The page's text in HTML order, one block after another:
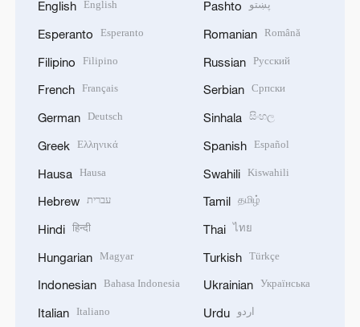
English English
Esperanto Esperanto
Filipino Filipino
French Français
German Deutsch
Greek Ελληνικά
Hausa Hausa
Hebrew עברית
Hindi हिन्दी
Hungarian Magyar
Indonesian Bahasa Indonesia
Italian Italiano
Pashto پښتو
Romanian Română
Russian Русский
Serbian Српски
Sinhala සිංහල
Spanish Español
Swahili Kiswahili
Tamil தமிழ்
Thai ไทย
Turkish Türkçe
Ukrainian Українська
Urdu اردو